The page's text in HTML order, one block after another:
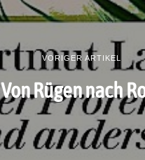
VORIGER ARTIKEL
Von Rügen nach